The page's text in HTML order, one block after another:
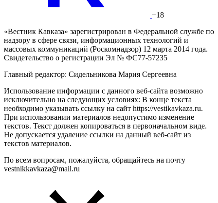
+18
«Вестник Кавказа» зарегистрирован в Федеральной службе по
надзору в сфере связи, информационных технологий и
массовых коммуникаций (Роскомнадзор) 12 марта 2014 года.
Свидетельство о регистрации Эл № ФС77-57235
Главный редактор: Сидельникова Мария Сергеевна
Использование информации с данного веб-сайта возможно
исключительно на следующих условиях: В конце текста
необходимо указывать ссылку на сайт https://vestikavkaza.ru.
При использовании материалов недопустимо изменение
текстов. Текст должен копироваться в первоначальном виде.
Не допускается удаление ссылки на данный веб-сайт из
текстов материалов.
По всем вопросам, пожалуйста, обращайтесь на почту
vestnikkavkaza@mail.ru